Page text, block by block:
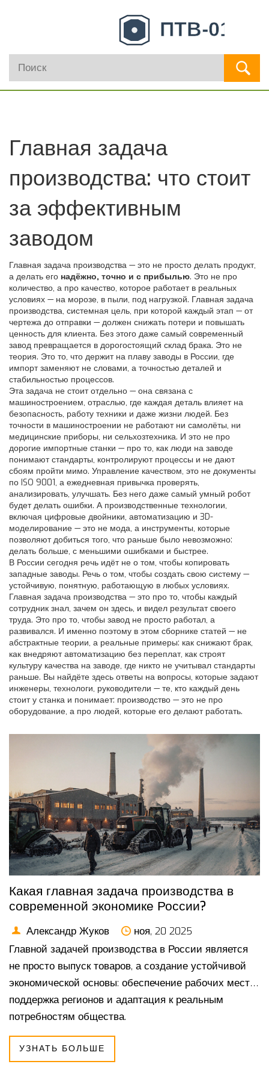
Главная задача
производства: что стоит
за эффективным
заводом
Главная задача производства — это не просто делать продукт,
а делать его надёжно, точно и с прибылью. Это не про
количество, а про качество, которое работает в реальных
условиях — на морозе, в пыли, под нагрузкой. Главная задача
производства, системная цель, при которой каждый этап — от
чертежа до отправки — должен снижать потери и повышать
ценность для клиента. Без этого даже самый современный
завод превращается в дорогостоящий склад брака. Это не
теория. Это то, что держит на плаву заводы в России, где
импорт заменяют не словами, а точностью деталей и
стабильностью процессов.
Эта задача не стоит отдельно — она связана с
машиностроением, отраслью, где каждая деталь влияет на
безопасность, работу техники и даже жизни людей. Без
точности в машиностроении не работают ни самолёты, ни
медицинские приборы, ни сельхозтехника. И это не про
дорогие импортные станки — про то, как люди на заводе
понимают стандарты, контролируют процессы и не дают
сбоям пройти мимо. Управление качеством, это не документы
по ISO 9001, а ежедневная привычка проверять,
анализировать, улучшать. Без него даже самый умный робот
будет делать ошибки. А производственные технологии,
включая цифровые двойники, автоматизацию и 3D-
моделирование — это не мода, а инструменты, которые
позволяют добиться того, что раньше было невозможно:
делать больше, с меньшими ошибками и быстрее.
В России сегодня речь идёт не о том, чтобы копировать
западные заводы. Речь о том, чтобы создать свою систему —
устойчивую, понятную, работающую в любых условиях.
Главная задача производства — это про то, чтобы каждый
сотрудник знал, зачем он здесь, и видел результат своего
труда. Это про то, чтобы завод не просто работал, а
развивался. И именно поэтому в этом сборнике статей — не
абстрактные теории, а реальные примеры: как снижают брак,
как внедряют автоматизацию без переплат, как строят
культуру качества на заводе, где никто не учитывал стандарты
раньше. Вы найдёте здесь ответы на вопросы, которые задают
инженеры, технологи, руководители — те, кто каждый день
стоит у станка и понимает: производство — это не про
оборудование, а про людей, которые его делают работать.
Какая главная задача производства в
современной экономике России?
Александр Жуков
ноя, 20 2025
Главной задачей производства в России является
не просто выпуск товаров, а создание устойчивой
экономической основы: обеспечение рабочих мест,
поддержка регионов и адаптация к реальным
потребностям общества.
УЗНАТЬ БОЛЬШЕ